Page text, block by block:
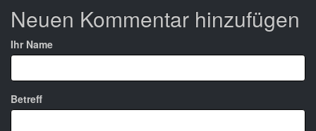
Neuen Kommentar hinzufügen
Ihr Name
Betreff